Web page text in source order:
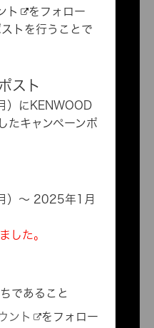
ト
をフォロー
トを行うことで
スト
）に KENWOOD
たキャンペーンポ
）～ 2025年1月
した。
であること
ント
をフォロー